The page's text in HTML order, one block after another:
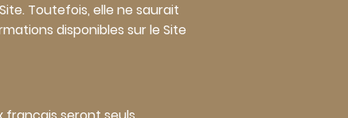
Toutefois, elle ne saurait
disponibles sur le Site